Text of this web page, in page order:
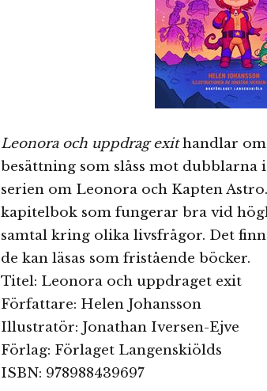
Leonora och uppdrag exithandlar om
besättning som slåss mot dubblarna
serien om Leonora och Kapten
kapitelbok som fungerar bra vid
samtal kring olika livsfrågor. Det
de kan läsas som fristående böcker.
Titel: Leonora och uppdraget exit
Författare: Helen Johansson
Illustratör: Jonathan Iversen-Ejve
Förlag: Förlaget Langenskiölds
ISBN: 978988439697